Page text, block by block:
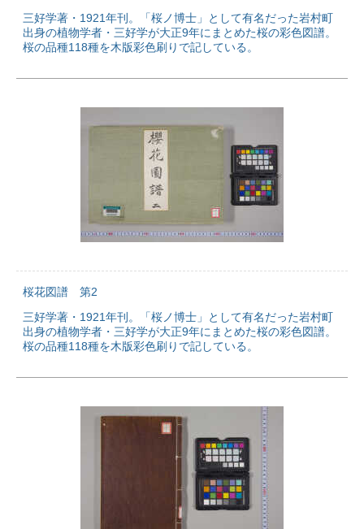
三好学著・1921年刊。「桜ノ博士」として有名だった岩村町
出身の植物学者・三好学が大正9年にまとめた桜の彩色図譜。
桜の品種118種を木版彩色刷りで記している。
桜花図譜 第2
三好学著・1921年刊。「桜ノ博士」として有名だった岩村町
出身の植物学者・三好学が大正9年にまとめた桜の彩色図譜。
桜の品種118種を木版彩色刷りで記している。